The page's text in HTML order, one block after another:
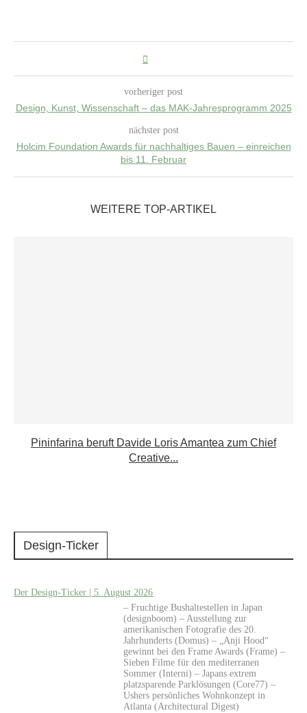
vorheriger post
Design, Kunst, Wissenschaft – das MAK-Jahresprogramm 2025
nächster post
Holcim Foundation Awards für nachhaltiges Bauen – einreichen
bis 11. Februar
WEITERE TOP-ARTIKEL
Pininfarina beruft Davide Loris Amantea zum Chief
Creative...
Design-Ticker
Der Design-Ticker | 5. August 2026
– Fruchtige Bushaltestellen in Japan
(designboom) – Ausstellung zur
amerikanischen Fotografie des 20.
Jahrhunderts (Domus) – „Anji Hood“
gewinnt bei den Frame Awards (Frame) –
Sieben Filme für den mediterranen
Sommer (Interni) – Japans extrem
platzsparende Parklösungen (Core77) –
Ushers persönliches Wohnkonzept in
Atlanta (Architectural Digest)